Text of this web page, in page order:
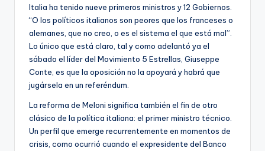
Italia ha tenido nueve primeros ministros y 12 Gobiernos.
“O los políticos italianos son peores que los franceses o
alemanes, que no creo, o es el sistema el que está mal”.
Lo único que está claro, tal y como adelantó ya el
sábado el líder del Movimiento 5 Estrellas, Giuseppe
Conte, es que la oposición no la apoyará y habrá que
jugársela en un referéndum.
La reforma de Meloni significa también el fin de otro
clásico de la política italiana: el primer ministro técnico.
Un perfil que emerge recurrentemente en momentos de
crisis, como ocurrió cuando el expresidente del Banco